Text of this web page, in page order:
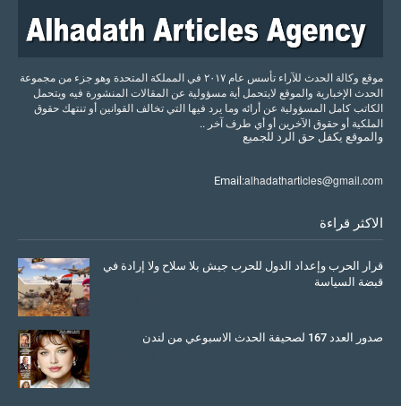
موقع وكالة الحدث للآراء تأسس عام ٢٠١٧ في المملكة المتحدة وهو جزء من مجموعة
الحدث الإخبارية والموقع لايتحمل أية مسؤولية عن المقالات المنشورة فيه ويتحمل
الكاتب كامل المسؤولية عن أرائه وما يرد فيها التي تخالف القوانين أو تنتهك حقوق
الملكية أو حقوق الآخرين أو أي طرف آخر ..
والموقع يكفل حق الرد للجميع
Email:alhadatharticles@gmail.com
الاكثر قراءة
قرار الحرب وإعداد الدول للحرب جيش بلا سلاح ولا إرادة في
قبضة السياسة
صدور العدد 167 لصحيفة الحدث الاسبوعي من لندن